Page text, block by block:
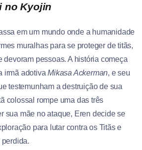
no Kyojin
em um mundo onde a humanidade
muralhas para se proteger de titãs,
devoram pessoas. A história começa
irmã adotivaMikasa Ackerman, e seu
testemunham a destruição de sua
colossal rompe uma das três
sua mãe no ataque, Eren decide se
para lutar contra os Titãs e